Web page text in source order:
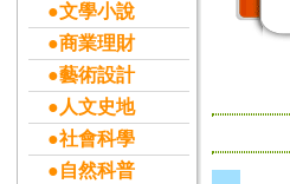
●文學小說
●商業理財
●藝術設計
●人文史地
●社會科學
●自然科普